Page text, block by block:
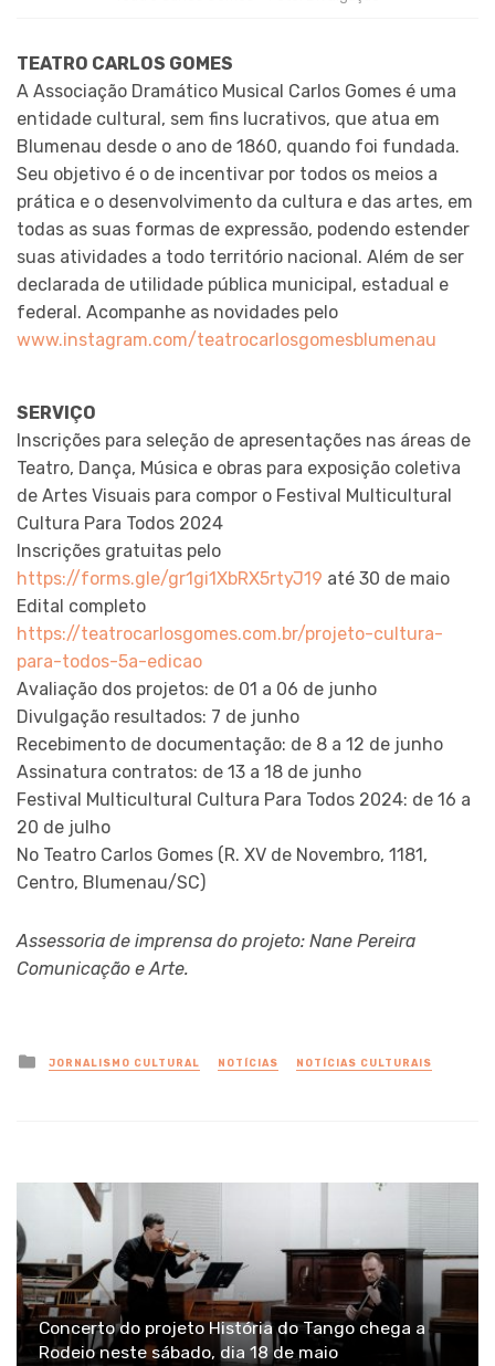
TEATRO CARLOS GOMES
A Associação Dramático Musical Carlos Gomes é uma
entidade cultural, sem fins lucrativos, que atua em
Blumenau desde o ano de 1860, quando foi fundada.
Seu objetivo é o de incentivar por todos os meios a
prática e o desenvolvimento da cultura e das artes, em
todas as suas formas de expressão, podendo estender
suas atividades a todo território nacional. Além de ser
declarada de utilidade pública municipal, estadual e
federal. Acompanhe as novidades pelo
www.instagram.com/teatrocarlosgomesblumenau
SERVIÇO
Inscrições para seleção de apresentações nas áreas de
Teatro, Dança, Música e obras para exposição coletiva
de Artes Visuais para compor o Festival Multicultural
Cultura Para Todos 2024
Inscrições gratuitas pelo
https://forms.gle/gr1gi1XbRX5rtyJ19 até 30 de maio
Edital completo
https://teatrocarlosgomes.com.br/projeto-cultura-
para-todos-5a-edicao
Avaliação dos projetos: de 01 a 06 de junho
Divulgação resultados: 7 de junho
Recebimento de documentação: de 8 a 12 de junho
Assinatura contratos: de 13 a 18 de junho
Festival Multicultural Cultura Para Todos 2024: de 16 a
20 de julho
No Teatro Carlos Gomes (R. XV de Novembro, 1181,
Centro, Blumenau/SC)
Assessoria de imprensa do projeto: Nane Pereira
Comunicação e Arte.
Posted
in
JORNALISMO CULTURAL NOTÍCIAS NOTÍCIAS CULTURAIS
Concerto do projeto História do Tango chega a
Rodeio neste sábado, dia 18 de maio